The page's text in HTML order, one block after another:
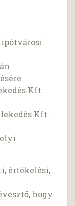
Kft.
Kft.
értékelési,
hogy